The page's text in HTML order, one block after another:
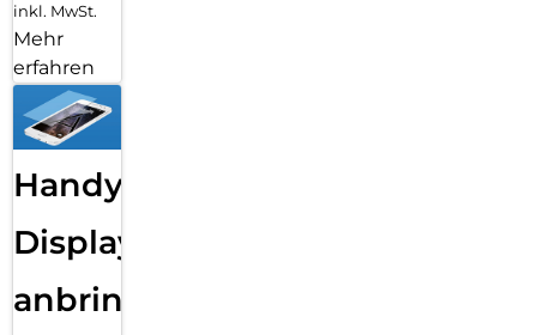
inkl. MwSt.
Mehr
erfahren
Handy
Displayfolie
anbringen